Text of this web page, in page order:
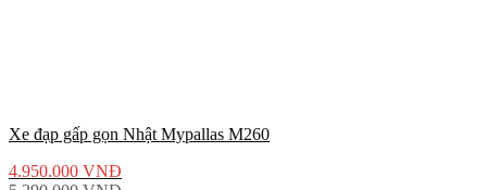
Xe đạp gấp gọn Nhật Mypallas M260
4.950.000 VNĐ